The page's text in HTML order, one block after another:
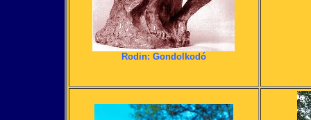
Rodin: Gondolkodó